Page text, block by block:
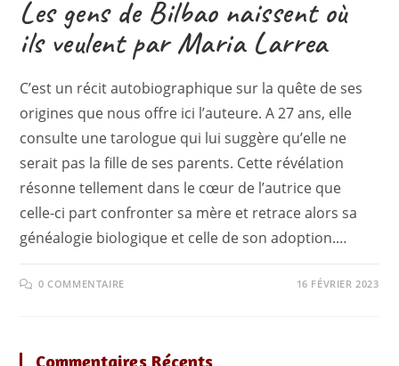
Les gens de Bilbao naissent où
ils veulent par Maria Larrea
C’est un récit autobiographique sur la quête de ses
origines que nous offre ici l’auteure. A 27 ans, elle
consulte une tarologue qui lui suggère qu’elle ne
serait pas la fille de ses parents. Cette révélation
résonne tellement dans le cœur de l’autrice que
celle-ci part confronter sa mère et retrace alors sa
généalogie biologique et celle de son adoption.…
0 COMMENTAIRE 16 FÉVRIER 2023
Commentaires Récents